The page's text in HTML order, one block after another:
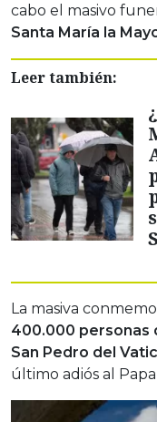
cabo el masivo
Santa María la
Leer también:
La masiva
400.000 personas
San Pedro del
último adiós al Papa